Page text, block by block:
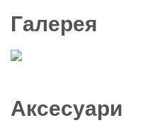
Галерея
Аксесуари